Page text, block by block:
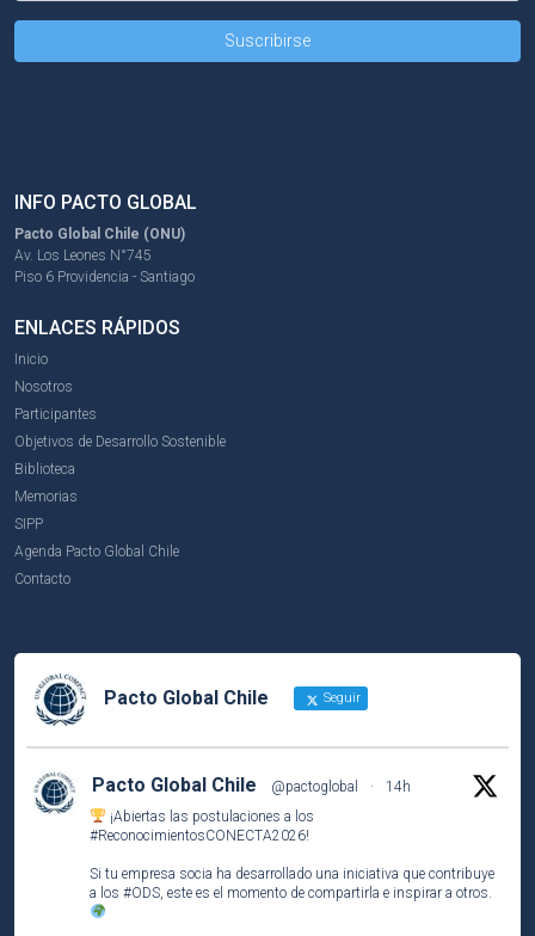
INFO PACTO GLOBAL
Pacto Global Chile (ONU)
Av. Los Leones N°745
Piso 6 Providencia - Santiago
ENLACES RÁPIDOS
Inicio
Nosotros
Participantes
Objetivos de Desarrollo Sostenible
Biblioteca
Memorias
SIPP
Agenda Pacto Global Chile
Contacto
Pacto Global Chile Seguir
Pacto Global Chile @pactoglobal ·
14h
¡Abiertas las postulaciones a los
#ReconocimientosCONECTA2026!
Si tu empresa socia ha desarrollado una iniciativa que contribuye
a los #ODS , este es el momento de compartirla e inspirar a otros.